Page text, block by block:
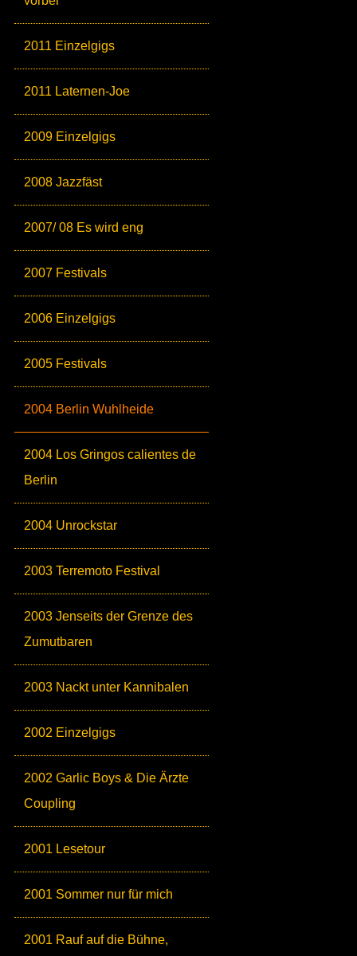
2011 Einzelgigs
2011 Laternen-Joe
2009 Einzelgigs
2008 Jazzfäst
2007/ 08 Es wird eng
2007 Festivals
2006 Einzelgigs
2005 Festivals
2004 Berlin Wuhlheide
2004 Los Gringos calientes de
Berlin
2004 Unrockstar
2003 Terremoto Festival
2003 Jenseits der Grenze des
Zumutbaren
2003 Nackt unter Kannibalen
2002 Einzelgigs
2002 Garlic Boys & Die Ärzte
Coupling
2001 Lesetour
2001 Sommer nur für mich
2001 Rauf auf die Bühne,